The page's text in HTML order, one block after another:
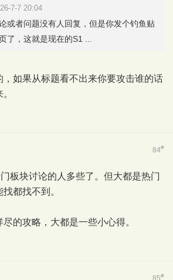
7-7 20:04
或者问题没有人回复，但是你发个钓鱼贴
了，这就是现在的S1 ...
，如果从标题看不出来你要攻击谁的话
84#
板块讨论的人多些了。但大都是热门
都找不到。
的攻略，大都是一些小心得。
85#